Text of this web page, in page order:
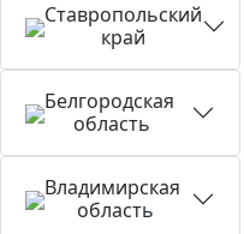
Ставропольский
край
Белгородская
область
Владимирская
область